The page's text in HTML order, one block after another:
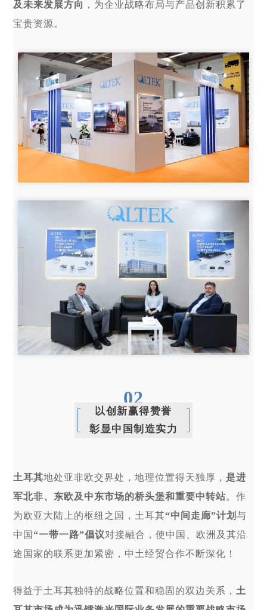
及未来发展方向 ，为企业战略布局与产品创新积累了
宝贵资源。
02
以创新赢得赞誉
彰显中国制造实力
土耳其地处亚非欧交界处，地理位置得天独厚， 是进
军北非、东欧及中东市场的桥头堡和重要中转站。作
为欧亚大陆上的枢纽之国，土耳其“中间走廊”计划与
中国“一带一路”倡议对接融合，使中国、欧洲及其沿
途国家的联系更加紧密，中土经贸合作不断深化！
得益于土耳其独特的战略位置和稳固的双边关系， 土